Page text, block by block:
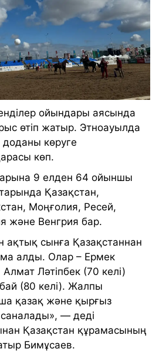
ойындары аясында
өтіп жатыр. Этноауылда
доданы көруге
көп.
9 елден 64 ойыншы
Қазақстан,
Моңғолия, Ресей,
және Венгрия бар.
ақтық сынға Қазақстаннан
алды. Олар – Ермек
Ләтіпбек (70 келі)
(80 келі). Жалпы
қазақ және қырғыз
— деді
Қазақстан құрамасының
Бимұсаев.